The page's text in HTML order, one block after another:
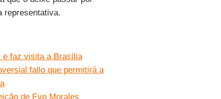
representativa.
e faz visita a Brasília
fallo que permitirá a
de Evo Morales